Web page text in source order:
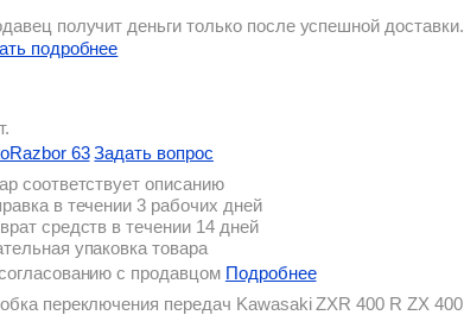
получит деньги только после успешной доставки.
подробнее
63 Задать вопрос
соответствует описанию
в течении 3 рабочих дней
средств в течении 14 дней
упаковка товара
с продавцом Подробнее
переключения передач Kawasaki ZXR 400 R ZX 400